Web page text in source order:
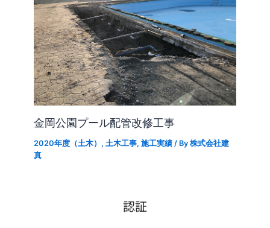
金岡公園プール配管改修工事
2020年度（土木） , 土木工事,施工実績 / By株式会社建
真
認証